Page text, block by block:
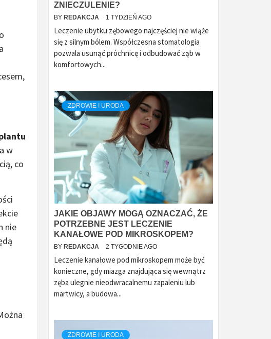
w
co
nie
ZNIECZULENIE?
BY REDAKCJA 1 TYDZIEŃ AGO
Leczenie ubytku zębowego najczęściej nie wiąże
się z silnym bólem. Współczesna stomatologia
pozwala usunąć próchnicę i odbudować ząb w
komfortowych...
ZDROWIE I URODA
JAKIE OBJAWY MOGĄ OZNACZAĆ, ŻE
POTRZEBNE JEST LECZENIE
KANAŁOWE POD MIKROSKOPEM?
BY REDAKCJA 2 TYGODNIE AGO
Leczenie kanałowe pod mikroskopem może być
konieczne, gdy miazga znajdująca się wewnątrz
zęba ulegnie nieodwracalnemu zapaleniu lub
martwicy, a budowa...
ZDROWIE I URODA